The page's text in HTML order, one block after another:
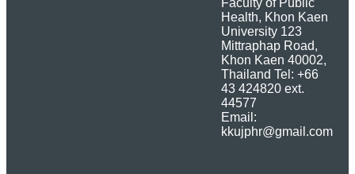
Faculty of Public
Health, Khon Kaen
University 123
Mittraphap Road,
Khon Kaen 40002,
Thailand Tel: +66
43 424820 ext.
44577
Email:
kkujphr@gmail.com